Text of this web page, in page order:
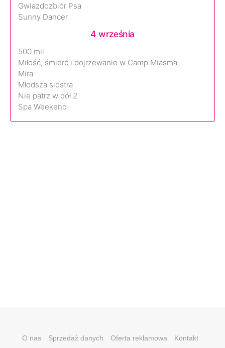
Gwiazdozbiór Psa
Sunny Dancer
4 września
500 mil
Miłość, śmierć i dojrzewanie w Camp Miasma
Mira
Młodsza siostra
Nie patrz w dół 2
Spa Weekend
O nas Sprzedaż danych Oferta reklamowa Kontakt